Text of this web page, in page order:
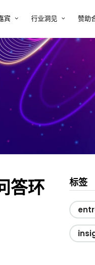
宾
程
宾
年嘉宾时间表
行业洞见
半导体行业的技术内容
方案
复杂设备行业的技术
决方案
新能源、储能与电力
术内容挑战与解决方案
医疗器械行业的技术
决方案
汽车行业的技术内容挑
赞助
赞
赞
答环
标签